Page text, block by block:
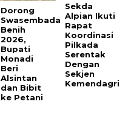
Dorong
Swasembada
Benih
2026,
Bupati
Monadi
Beri
Alsintan
dan Bibit
ke Petani
Sekda
Alpian Ikuti
Rapat
Koordinasi
Pilkada
Serentak
Dengan
Sekjen
Kemendagri